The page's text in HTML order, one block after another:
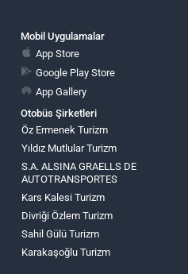
Mobil Uygulamalar
App Store
Google Play Store
App Gallery
Otobüs Şirketleri
Öz Ermenek Turizm
Yıldız Mutlular Turizm
S.A. ALSINA GRAELLS DE
AUTOTRANSPORTES
Kars Kalesi Turizm
Divriği Özlem Turizm
Sahil Gülü Turizm
Karakaşoğlu Turizm